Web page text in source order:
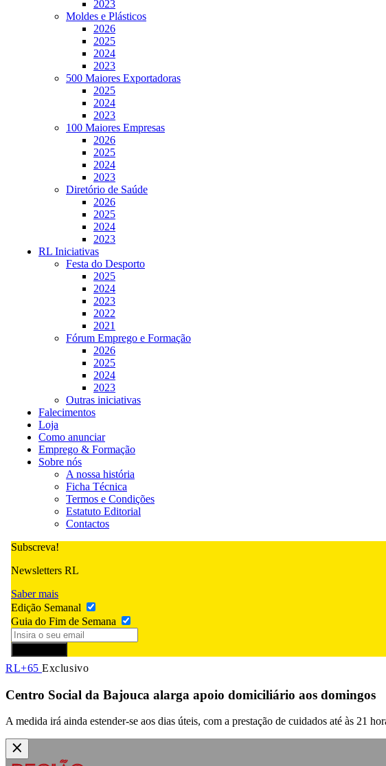
2023
Moldes e Plásticos
2026
2025
2024
2023
500 Maiores Exportadoras
2025
2024
2023
100 Maiores Empresas
2026
2025
2024
2023
Diretório de Saúde
2026
2025
2024
2023
RL Iniciativas
Festa do Desporto
2025
2024
2023
2022
2021
Fórum Emprego e Formação
2026
2025
2024
2023
Outras iniciativas
Falecimentos
Loja
Como anunciar
Emprego & Formação
Sobre nós
A nossa história
Ficha Técnica
Termos e Condições
Estatuto Editorial
Contactos
Subscreva!
Newsletters RL
Saber mais
Edição Semanal
Guia do Fim de Semana
RL+65 Exclusivo
Centro Social da Bajouca alarga apoio domiciliário aos domingos
A medida irá ainda estender-se aos dias úteis, com a prestação de cuidados até às 21